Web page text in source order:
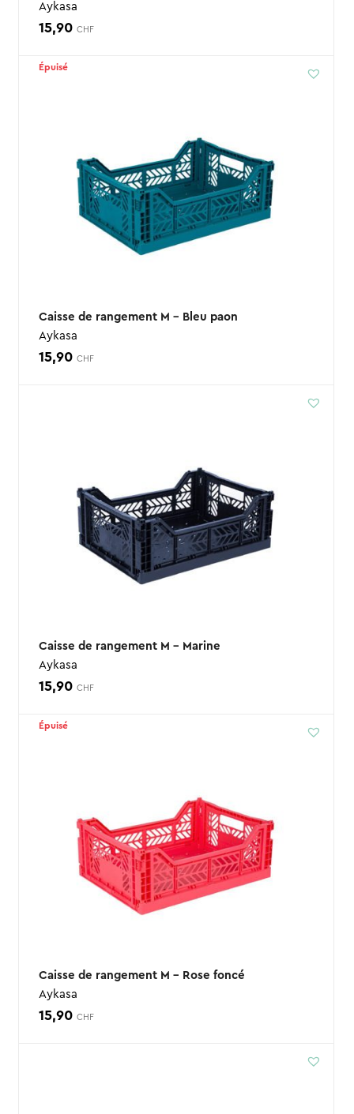
Aykasa
15,90 CHF
Épuisé
Caisse de rangement M – Bleu paon
Aykasa
15,90 CHF
Caisse de rangement M – Marine
Aykasa
15,90 CHF
Épuisé
Caisse de rangement M – Rose foncé
Aykasa
15,90 CHF